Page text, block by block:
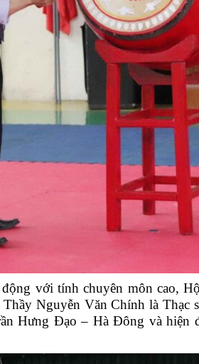
với tính chuyên môn cao,
Nguyễn Văn Chính là
Hưng Đạo – Hà Đông và